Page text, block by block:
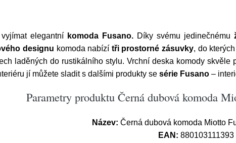
elegantní komoda Fusano. Díky svému jedinečnému
designu komoda nabízí tři prostorné zásuvky, do
laděných do rustikálního stylu. Vrchní deska komody skvěle
jí můžete sladit s dalšími produkty se série Fusano –
Parametry produktu Černá dubová komoda
Název: Černá dubová komoda Miotto
EAN: 880103111393